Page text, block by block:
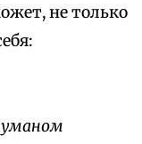
не только